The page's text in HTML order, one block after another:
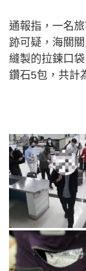
通報指，一名
跡可疑，海關
縫製的拉鍊口
鑽石5包，共計